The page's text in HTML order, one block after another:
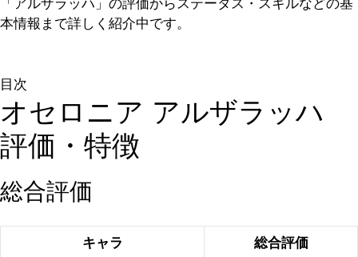
「アルザラッハ」の評価からステータス・スキルなどの基
本情報まで詳しく紹介中です。
目次
オセロニア アルザラッハ
評価・特徴
総合評価
キャラ 総合評価